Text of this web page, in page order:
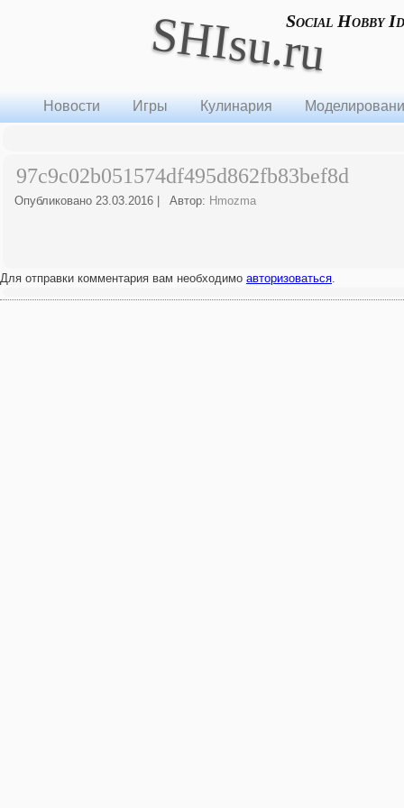
SHIsu.ruSocial Hobby
Новости Игры Кулинария
97c9c02b051574df495d862fb83bef8d
Опубликовано 23.03.2016 Автор: Hmozma
Для отправки комментария вам необходимо авторизоваться.